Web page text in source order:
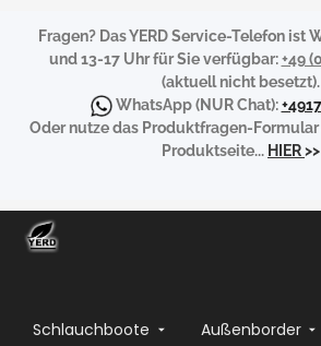
Fragen? Das YERD Service-Telefon ist
und 13-17 Uhr für Sie verfügbar:+49
(aktuell nicht besetzt).
WhatsApp(NUR Chat):
Oder nutze das Produktfragen-
Produktseite... HIER>>
Schlauchboote Außenborder